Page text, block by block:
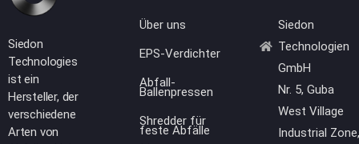
Siedon
Technologien
GmbH
Nr. 5, Guba
West Village
Industrial Zone,
Über uns
EPS-Verdichter
Abfall-
Ballenpressen
Shredder für
feste Abfälle
Siedon
Technologies
ist ein
Hersteller, der
verschiedene
Arten von